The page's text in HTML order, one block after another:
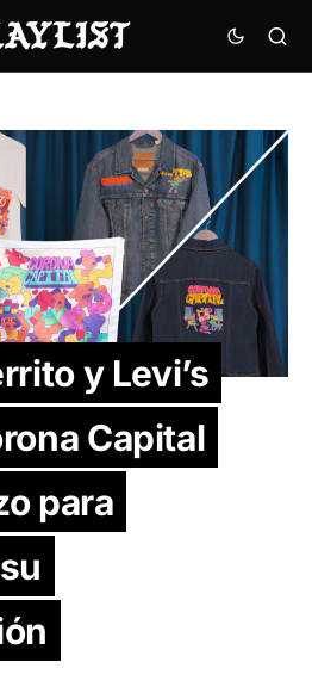
y Levi’s
Capital
para